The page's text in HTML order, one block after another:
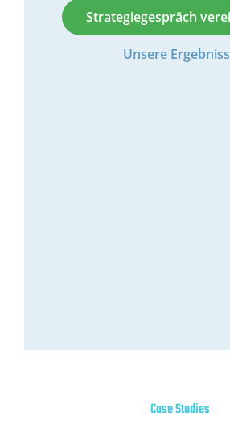
Strategiegespräch
Unsere
Case Studies